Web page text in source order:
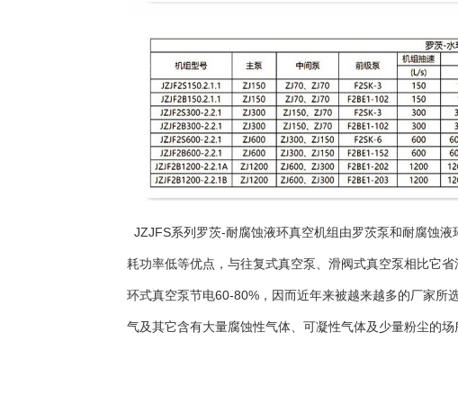
JZJFS系列罗茨-耐腐蚀液环真空机组由罗茨泵和耐腐蚀
耗功率低等优点，与往复式真空泵、滑阀式真空泵相比它
环式真空泵节电60-80%，因而近年来被越来越多的厂家所
气及其它含有大量腐蚀性气体、可凝性气体及少量粉尘的场